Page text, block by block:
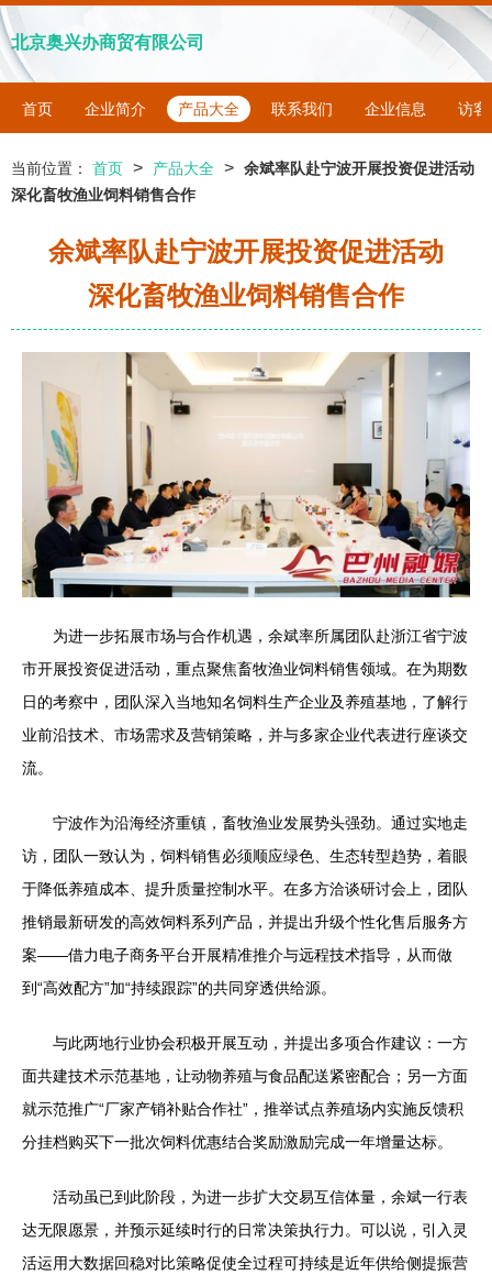
北京奥兴办商贸有限公司
首页 企业简介 产品大全 联系我们 企业信息 访客
当前位置： 首页 > 产品大全 > 余斌率队赴宁波开展投资促进活动
深化畜牧渔业饲料销售合作
余斌率队赴宁波开展投资促进活动
深化畜牧渔业饲料销售合作
为进一步拓展市场与合作机遇，余斌率所属团队赴浙江省宁波
市开展投资促进活动，重点聚焦畜牧渔业饲料销售领域。在为期数
日的考察中，团队深入当地知名饲料生产企业及养殖基地，了解行
业前沿技术、市场需求及营销策略，并与多家企业代表进行座谈交
流。
宁波作为沿海经济重镇，畜牧渔业发展势头强劲。通过实地走
访，团队一致认为，饲料销售必须顺应绿色、生态转型趋势，着眼
于降低养殖成本、提升质量控制水平。在多方洽谈研讨会上，团队
推销最新研发的高效饲料系列产品，并提出升级个性化售后服务方
案——借力电子商务平台开展精准推介与远程技术指导，从而做
到“高效配方”加“持续跟踪”的共同穿透供给源。
与此两地行业协会积极开展互动，并提出多项合作建议：一方
面共建技术示范基地，让动物养殖与食品配送紧密配合；另一方面
就示范推广“厂家产销补贴合作社”，推举试点养殖场内实施反馈积
分挂档购买下一批次饲料优惠结合奖励激励完成一年增量达标。
活动虽已到此阶段，为进一步扩大交易互信体量，余斌一行表
达无限愿景，并预示延续时行的日常决策执行力。可以说，引入灵
活运用大数据回稳对比策略促使全过程可持续是近年供给侧提振营